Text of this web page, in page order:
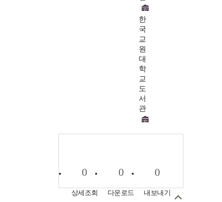
한
국
교
원
대
학
교
도
서
관
0
상세조회
0
다운로드
0
내보내기